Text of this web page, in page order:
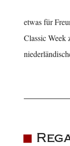
etwas für
Classic Week